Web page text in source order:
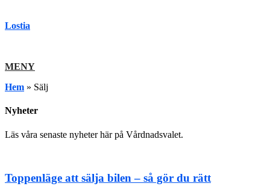
Lostia
MENY
Hem » Sälj
Nyheter
Läs våra senaste nyheter här på Vårdnadsvalet.
Toppenläge att sälja bilen – så gör du rätt